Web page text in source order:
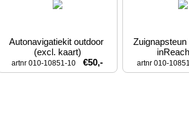
Autonavigatiekit outdoor
(excl. kaart)
artnr 010-10851-10 €50,-
Zuignapsteun
artnr 010-